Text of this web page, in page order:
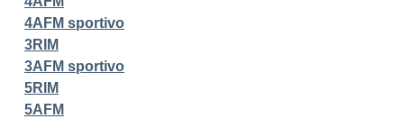
4AFM sportivo
3RIM
3AFM sportivo
5RIM
5AFM